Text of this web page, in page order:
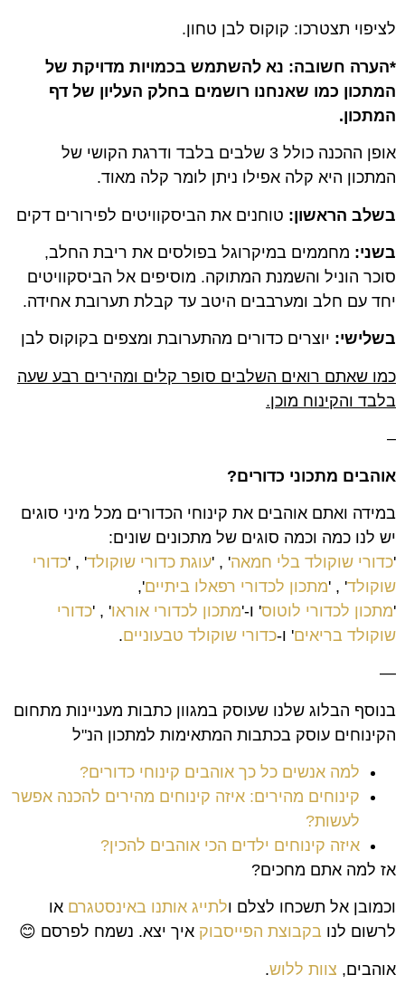
לציפוי תצטרכו: קוקוס לבן טחון.
*הערה חשובה: נא להשתמש בכמויות מדויקת של
המתכון כמו שאנחנו רושמים בחלק העליון של דף
המתכון.
אופן ההכנה כולל 3 שלבים בלבד ודרגת הקושי של
המתכון היא קלה אפילו ניתן לומר קלה מאוד.
בשלב הראשון: טוחנים את הביסקוויטים לפירורים דקים
בשני: מחממים במיקרוגל בפולסים את ריבת החלב,
סוכר הוניל והשמנת המתוקה. מוסיפים אל הביסקוויטים
יחד עם חלב ומערבבים היטב עד קבלת תערובת אחידה.
בשלישי: יוצרים כדורים מהתערובת ומצפים בקוקוס לבן
כמו שאתם רואים השלבים סופר קלים ומהירים רבע שעה
בלבד והקינוח מוכן.
–
אוהבים מתכוני כדורים?
במידה ואתם אוהבים את קינוחי הכדורים מכל מיני סוגים
יש לנו כמה וכמה סוגים של מתכונים שונים:
'כדורי שוקולד בלי חמאה' , 'עוגת כדורי שוקולד' , 'כדורי
שוקולד' , 'מתכון לכדורי רפאלו ביתיים',
'מתכון לכדורי לוטוס' ו-'מתכון לכדורי אוראו' , 'כדורי
שוקולד בריאים' ו-כדורי שוקולד טבעוניים.
—
בנוסף הבלוג שלנו שעוסק במגוון כתבות מעניינות מתחום
הקינוחים עוסק בכתבות המתאימות למתכון הנ"ל
למה אנשים כל כך אוהבים קינוחי כדורים?
קינוחים מהירים: איזה קינוחים מהירים להכנה אפשר
לעשות?
איזה קינוחים ילדים הכי אוהבים להכין?
אז למה אתם מחכים?
וכמובן אל תשכחו לצלם ולתייג אותנו באינסטגרם או
לרשום לנו בקבוצת הפייסבוק איך יצא. נשמח לפרסם 😊
אוהבים, צוות ללוש.